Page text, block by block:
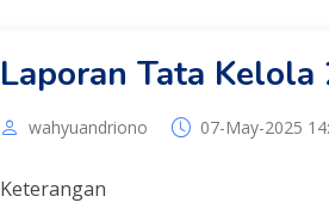
Laporan Tata Kelola
wahyuandriono 07-May-2025
Keterangan